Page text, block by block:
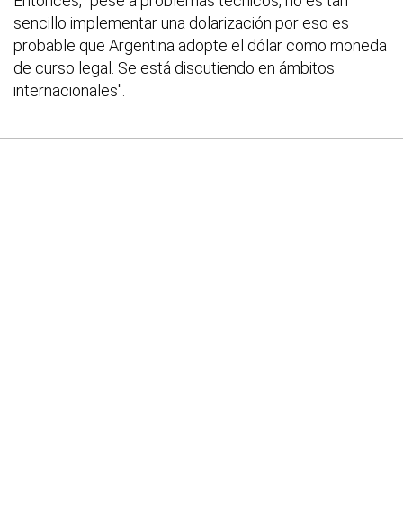
sencillo implementar una dolarización por eso es
probable que Argentina adopte el dólar como moneda
de curso legal. Se está discutiendo en ámbitos
internacionales".